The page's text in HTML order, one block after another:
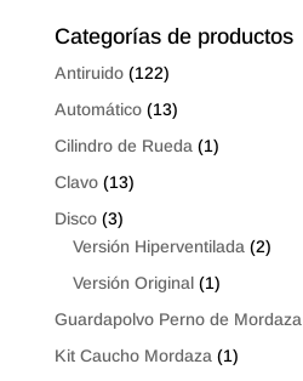
$22.40
Categorías de productos
Antiruido (122)
Automático (13)
Cilindro de Rueda (1)
Clavo (13)
Disco (3)
Versión Hiperventilada (2)
Versión Original (1)
Guardapolvo Perno de Mordaza
Kit Caucho Mordaza (1)